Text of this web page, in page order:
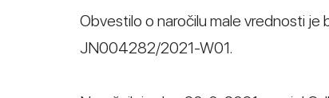
Obvestilo o naročilu male vrednosti
JN004282/2021-W01.